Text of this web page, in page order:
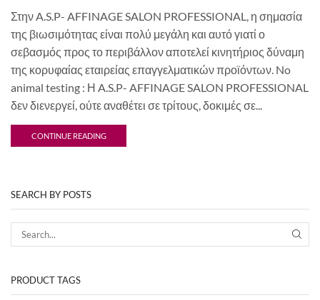
Στην A.S.P- AFFINAGE SALON PROFESSIONAL, η σημασία
της βιωσιμότητας είναι πολύ μεγάλη και αυτό γιατί ο
σεβασμός προς το περιβάλλον αποτελεί κινητήριος δύναμη
της κορυφαίας εταιρείας επαγγελματικών προϊόντων. No
animal testing : Η A.S.P- AFFINAGE SALON PROFESSIONAL
δεν διενεργεί, ούτε αναθέτει σε τρίτους, δοκιμές σε...
CONTINUE READING
SEARCH BY POSTS
PRODUCT TAGS